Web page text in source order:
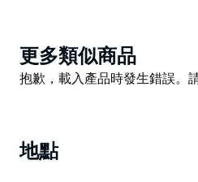
美食儲藏室備有現場煙燻產品
肉、火腿、培根、橄欖、起司
燻蜂蜜、燒烤醬和醬汁、醃料
Product
List
更多類似商品
Product
抱歉，載入產品時發生錯誤。
地點